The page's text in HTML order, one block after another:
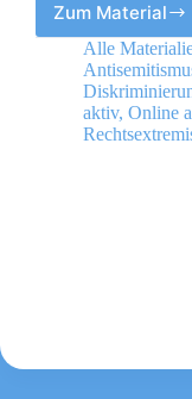
Zum Material
online
33
Social
Media-
Alle
aktiv, Online